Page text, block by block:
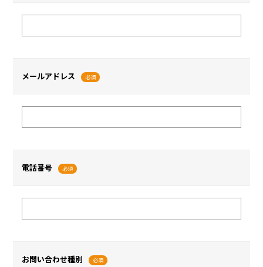
メールアドレス 必須
電話番号 必須
お問い合わせ種別 必須